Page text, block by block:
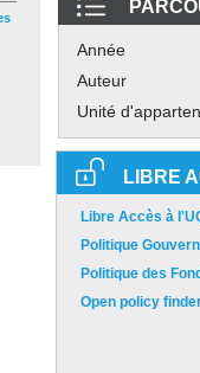
Année
Auteur
Unité
LIBRE
Libre Accès à
Politique
Politique des
Open policy